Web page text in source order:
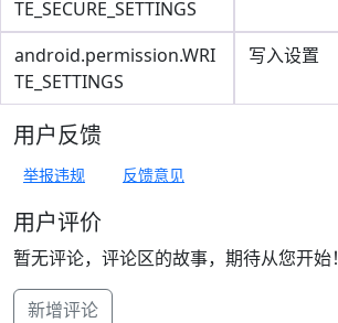
TE_SECURE_SETTINGS
android.permission.WRI
TE_SETTINGS
写入设置
用户反馈
举报违规 反馈意见
用户评价
暂无评论，评论区的故事，期待从您开始！
新增评论